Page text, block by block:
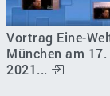
Vortrag Eine-
München am
2021...